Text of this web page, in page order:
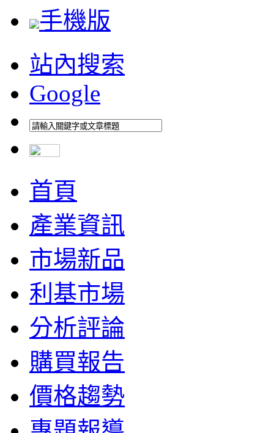
手機版
站內搜索
Google
首頁
產業資訊
市場新品
利基市場
分析評論
購買報告
價格趨勢